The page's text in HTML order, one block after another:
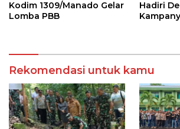
Kodim 1309/Manado Gelar
Lomba PBB
Hadiri
Rekomendasi untuk kamu